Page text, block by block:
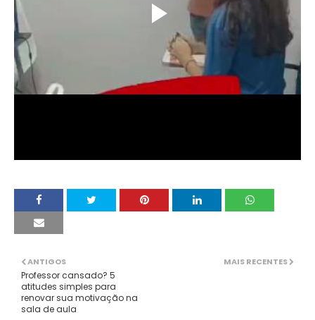
MAIS RECENTES
ANTIGOS
Professor cansado? 5
atitudes simples para
renovar sua motivação na
sala de aula